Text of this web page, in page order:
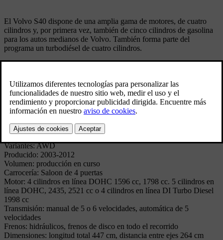
El Volvo S40 dispone de una amplia gama de motores, de cuatro
cilindros y, por primera vez, también de cinco cilindros de gasolina
para los autos medianos de Volvo. También forma parte del
programa un turbodiésel de cuatro cilindros.
tracción total. El Volvo S40 tiene una carrocería con un 68% más de
resistencia a la torsión que su predecesor. También tiene un alto
nivel de seguridad con una nueva estructura frontal patentada que
tiene varias zonas de deformación.
Especificaciones técnicas
Modelo: S40 GENERATION 2
Variantes: AWD
Producido: 2003-2012
Volumen: producción en curso
Carrocería: Saloon de 4 puertas
Motor: 4 cilindros en línea DOHC 1596 cc, 1798 cc. 5 cilindros en
línea DOHC, 2435, 2521 cc o 4 cilindros en línea DI Turbo Diesel
1998 cc
Transmisión: manual de 5 o 6 velocidades, automática de 5
velocidades
Frenos: hidráulicos, frenos de disco en todo el recorrido
Dimensiones: longitud total 447 cm, distancia entre ejes 264 cm